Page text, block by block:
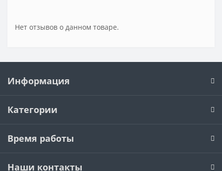
Нет отзывов о данном товаре.
Информация
Категории
Время работы
Наши контакты